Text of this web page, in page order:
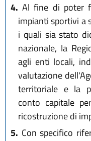
4. Al fine di poter
impianti sportivi a
i quali sia stato
nazionale, la
agli enti locali,
valutazione
territoriale e la
conto capitale
ricostruzione di
5. Con specifico